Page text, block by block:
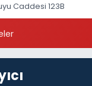
Caddesi 123B